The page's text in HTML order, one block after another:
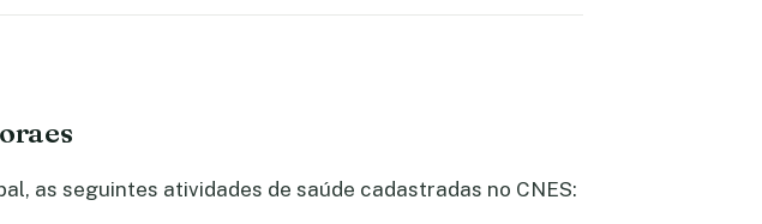
as seguintes atividades de saúde cadastradas no CNES: